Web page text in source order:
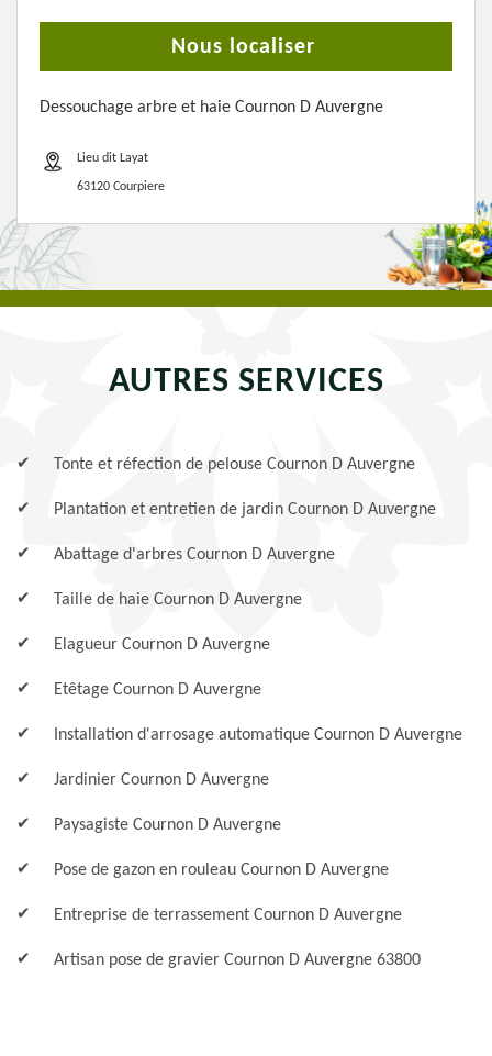
Nous localiser
Dessouchage arbre et haie Cournon D Auvergne
Lieu dit Layat
63120 Courpiere
AUTRES SERVICES
Tonte et réfection de pelouse Cournon D Auvergne
Plantation et entretien de jardin Cournon D Auvergne
Abattage d'arbres Cournon D Auvergne
Taille de haie Cournon D Auvergne
Elagueur Cournon D Auvergne
Etêtage Cournon D Auvergne
Installation d'arrosage automatique Cournon D Auvergne
Jardinier Cournon D Auvergne
Paysagiste Cournon D Auvergne
Pose de gazon en rouleau Cournon D Auvergne
Entreprise de terrassement Cournon D Auvergne
Artisan pose de gravier Cournon D Auvergne 63800